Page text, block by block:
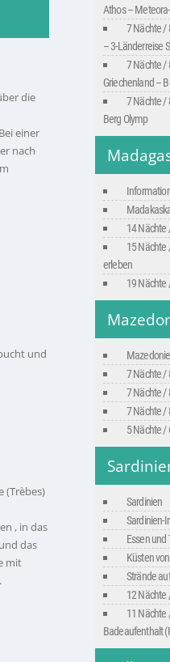
die
einer
nach
und
(Trèbes)
, in das
das
mit
Athos –
7 Nächte /
– 3-Länderreise
7 Nächte /
Griechenland –
7 Nächte /
Berg Olymp
14 Nächte
15 Nächte
erleben
19 Nächte
7 Nächte /
7 Nächte /
7 Nächte /
5 Nächte /
Sardinien
Sardinien-
Essen und
Küsten
Strände
12 Nächte
11 Nächte
Badeaufenthalt